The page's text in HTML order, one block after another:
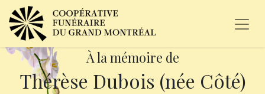
À la mémoire de
Thérèse Dubois (née Côté)